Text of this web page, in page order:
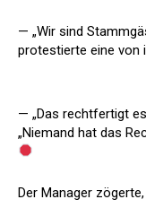
— „Wir sind
protestierte eine von
— „Das rechtfertigt
„Niemand hat das
Der Manager